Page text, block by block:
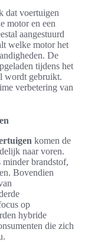
dat voertuigen
motor en een
aangestuurd
welke motor het
De
tijdens het
wordt gebruikt.
verbetering van
komen de
naar voren.
brandstof,
Bovendien
op
hybride
die zich